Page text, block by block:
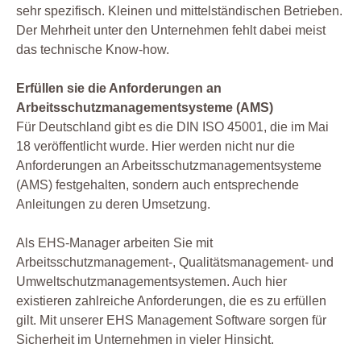
sehr spezifisch. Kleinen und mittelständischen Betrieben.
Der Mehrheit unter den Unternehmen fehlt dabei meist
das technische Know-how.
Erfüllen sie die Anforderungen an
Arbeitsschutzmanagementsysteme (AMS)
Für Deutschland gibt es die DIN ISO 45001, die im Mai
18 veröffentlicht wurde. Hier werden nicht nur die
Anforderungen an Arbeitsschutzmanagementsysteme
(AMS) festgehalten, sondern auch entsprechende
Anleitungen zu deren Umsetzung.
Als EHS-Manager arbeiten Sie mit
Arbeitsschutzmanagement-, Qualitätsmanagement- und
Umweltschutzmanagementsystemen. Auch hier
existieren zahlreiche Anforderungen, die es zu erfüllen
gilt. Mit unserer EHS Management Software sorgen für
Sicherheit im Unternehmen in vieler Hinsicht.